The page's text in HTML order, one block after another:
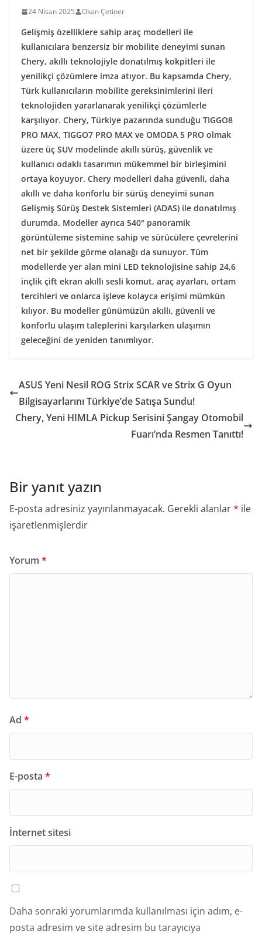
24 Nisan 2025 Okan Çetiner
Gelişmiş özelliklere sahip araç modelleri ile
kullanıcılara benzersiz bir mobilite deneyimi sunan
Chery, akıllı teknolojiyle donatılmış kokpitleri ile
yenilikçi çözümlere imza atıyor. Bu kapsamda Chery,
Türk kullanıcıların mobilite gereksinimlerini ileri
teknolojiden yararlanarak yenilikçi çözümlerle
karşılıyor. Chery, Türkiye pazarında sunduğu TIGGO8
PRO MAX, TIGGO7 PRO MAX ve OMODA 5 PRO olmak
üzere üç SUV modelinde akıllı sürüş, güvenlik ve
kullanıcı odaklı tasarımın mükemmel bir birleşimini
ortaya koyuyor. Chery modelleri daha güvenli, daha
akıllı ve daha konforlu bir sürüş deneyimi sunan
Gelişmiş Sürüş Destek Sistemleri (ADAS) ile donatılmış
durumda. Modeller ayrıca 540° panoramik
görüntüleme sistemine sahip ve sürücülere çevrelerini
net bir şekilde görme olanağı da sunuyor. Tüm
modellerde yer alan mini LED teknolojisine sahip 24,6
inçlik çift ekran akıllı sesli komut, araç ayarları, ortam
tercihleri ve onlarca işleve kolayca erişimi mümkün
kılıyor. Bu modeller günümüzün akıllı, güvenli ve
konforlu ulaşım taleplerini karşılarken ulaşımın
geleceğini de yeniden tanımlıyor.
ASUS Yeni Nesil ROG Strix SCAR ve Strix G Oyun
Bilgisayarlarını Türkiye’de Satışa Sundu!
Chery, Yeni HIMLA Pickup Serisini Şangay Otomobil
Fuarı’nda Resmen Tanıttı!
Bir yanıt yazın
E-posta adresiniz yayınlanmayacak. Gerekli alanlar* ile
işaretlenmişlerdir
Yorum *
Ad *
E-posta *
İnternet sitesi
Daha sonraki yorumlarımda kullanılması için adım, e-
posta adresim ve site adresim bu tarayıcıya